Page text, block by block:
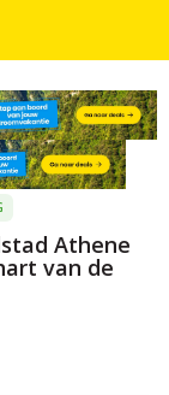
Athene
van de